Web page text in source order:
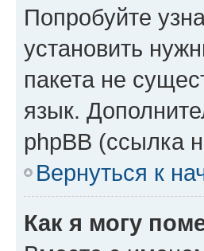
Попробуйте
установить
пакета не
язык.
phpBB (ссылка
Вернуться к
Как я могу